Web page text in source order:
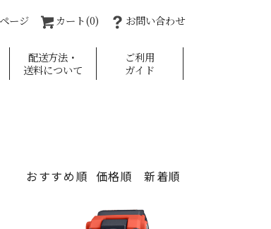
ージ カート(0) お問い合わせ
配送方法・
送料について
ご利用
ガイド
おすすめ順 価格順 新着順